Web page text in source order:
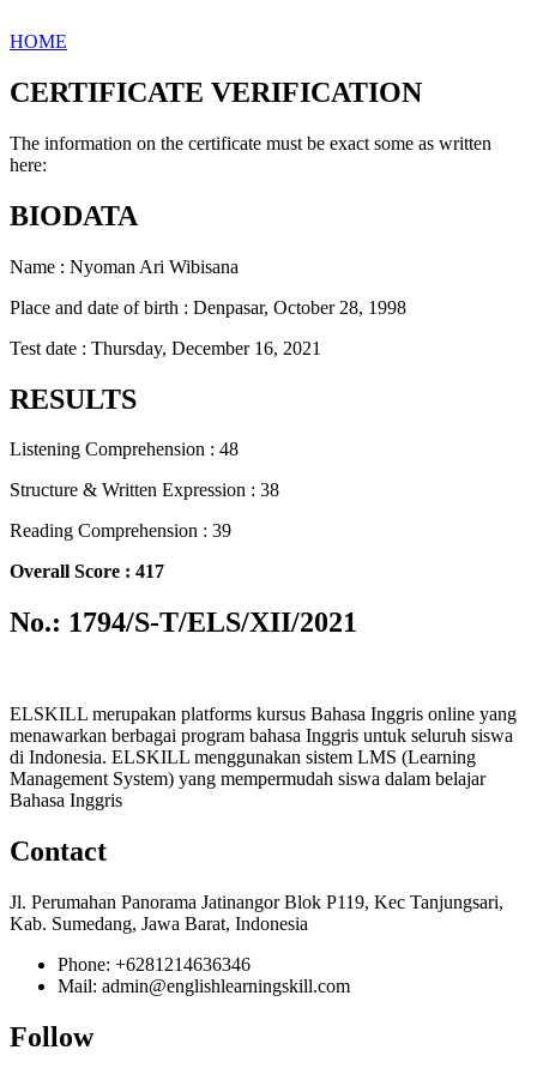
HOME
CERTIFICATE VERIFICATION
The information on the certificate must be exact some as written
here:
BIODATA
Name : Nyoman Ari Wibisana
Place and date of birth : Denpasar, October 28, 1998
Test date : Thursday, December 16, 2021
RESULTS
Listening Comprehension : 48
Structure & Written Expression : 38
Reading Comprehension : 39
Overall Score : 417
No.: 1794/S-T/ELS/XII/2021
ELSKILL merupakan platforms kursus Bahasa Inggris online yang
menawarkan berbagai program bahasa Inggris untuk seluruh siswa
di Indonesia. ELSKILL menggunakan sistem LMS (Learning
Management System) yang mempermudah siswa dalam belajar
Bahasa Inggris
Contact
Jl. Perumahan Panorama Jatinangor Blok P119, Kec Tanjungsari,
Kab. Sumedang, Jawa Barat, Indonesia
Phone: +6281214636346
Mail: admin@englishlearningskill.com
Follow